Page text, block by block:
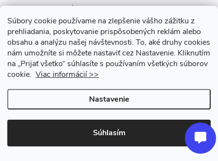
Súbory cookie používame na zlepšenie vášho zážitku z
prehliadania, poskytovanie prispôsobených reklám alebo
obsahu a analýzu našej návštevnosti. To, aké druhy cookies
nám umožníte si môžete nastaviť cez Nastavenie. Kliknutím
na „Prijať všetko“ súhlasíte s používaním všetkých súborov
cookie. Viac informácií >>
Nastavenie
Súhlasím
Z ZÉFAL
ZIPP
ZOOM